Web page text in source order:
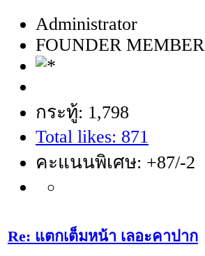
Administrator
FOUNDER MEMBER
กระทู้: 1,798
Total likes: 871
คะแนนพิเศษ: +87/-2
Re: แตกเต็มหน้า เลอะคาปาก